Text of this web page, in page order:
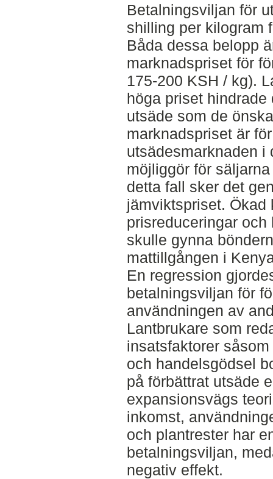
Betalningsviljan för
shilling per kilogram
Båda dessa belopp
marknadspriset för
175-200 KSH / kg).
höga priset
utsäde som de
marknadspriset är
utsädesmarknaden i
möjliggör för
detta fall sker det
jämviktspriset.
prisreduceringar
skulle gynna
mattillgången i
En regression
betalningsviljan för
användningen av
Lantbrukare som
insatsfaktorer
och handelsgödsel
på förbättrat utsäde
expansionsvägs
inkomst,
och plantrester har
betalningsviljan,
negativ effekt.